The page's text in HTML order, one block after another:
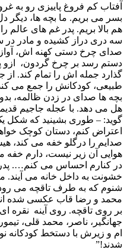
آفتاب کم فروغ پاییزی رو به
بسر می بریم. ما بچه ها، دیگر
هم بالا بریم. پدر غم های
سه دری دراز کشیده و مادر در
صدای چرخ دستی کهنه اش،
دستم رسد بر چرخ گردون، ازو
گذارد جمله اش را تمام کند. از
طبیعی، کودکانش را جمع می
بچه ها صدای در زدن ظالمه،
هل می دهد. با عجله جاجیم
گوید: – طوری بشینید که
اعتراض کنم، دستان کوچک
صدایم را درگلو خفه می
هوایی آن زیر نیست، دارم
در کنارم احساس می کنم…. پدر
خشونت به داخل خانه می آیند.
شنوم که به طرف تاقچه می
محمد و رضا قاب عکسی شده
بر روی تاقچه. روی آینه
جهانگیر، ناصر، محمد قلی،
ام و زیرش با دستخط کودکانه
شدند!”